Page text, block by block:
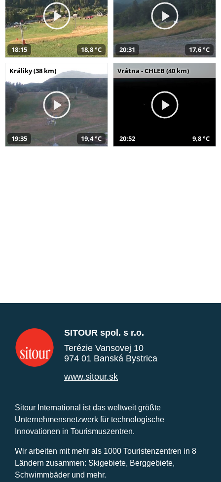
18:15 18,8 °C 20:31 17,6 °C
Králiky (38 km)
19:35 19,4 °C
Vrátna - CHLEB (40 km)
20:52 9,8 °C
SITOUR spol. s r.o.
Terézie Vansovej 10
974 01 Banská Bystrica
www.sitour.sk
Sitour International ist das weltweit größte
Unternehmensnetzwerk für technologische
Innovationen in Tourismuszentren.
Wir arbeiten mit mehr als 1000 Touristenzentren in 8
Ländern zusammen: Skigebiete, Berggebiete,
Schwimmbäder und mehr.